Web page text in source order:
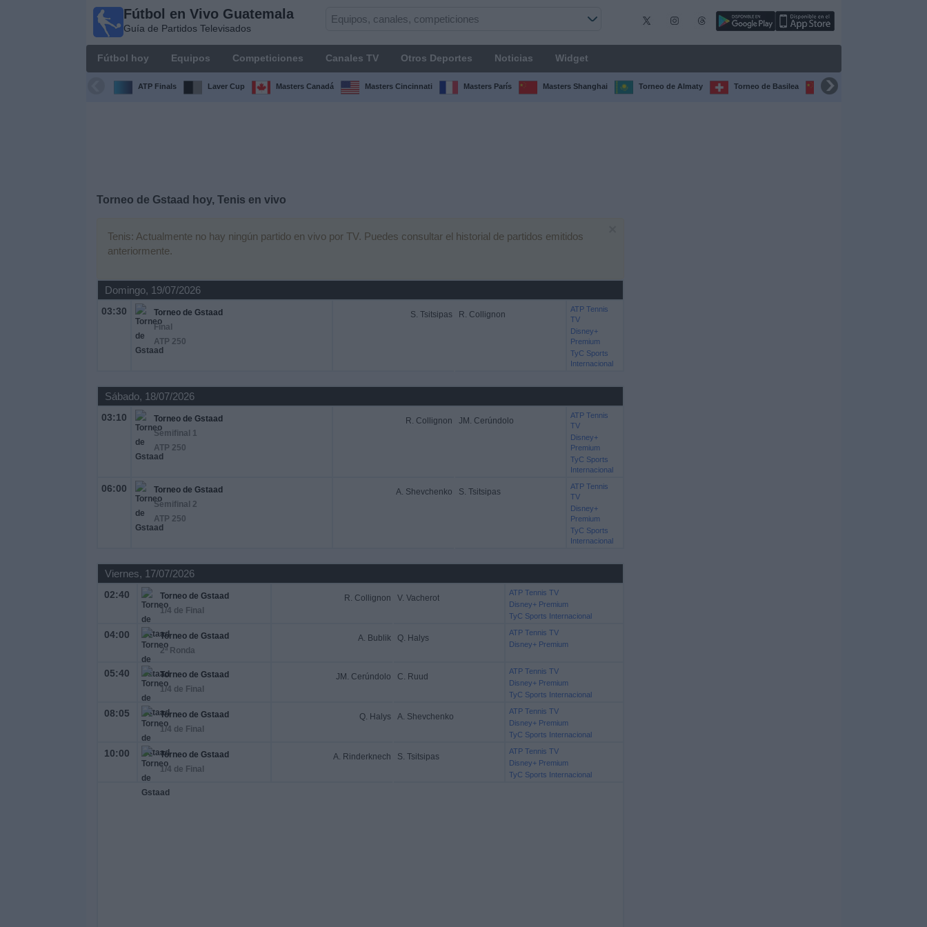
Fútbol en Vivo Guatemala
Guía de Partidos Televisados
Fútbol hoy Equipos Competiciones Canales TV Otros Deportes Noticias Widget
ATP Finals Laver Cup Masters Canadá Masters Cincinnati Masters París Masters Shanghai Torneo de Almaty Torneo de Basilea Torneo de Chengdú
Torneo de Gstaad hoy, Tenis en vivo
Tenis: Actualmente no hay ningún partido en vivo por TV. Puedes consultar el historial de partidos emitidos
anteriormente.
Domingo, 19/07/2026
03:30
Torneo de Gstaad
Final
ATP 250
S. Tsitsipas R. Collignon
ATP Tennis
TV
Disney+
Premium
TyC Sports
Internacional
Sábado, 18/07/2026
03:10
Torneo de Gstaad
Semifinal 1
ATP 250
R. Collignon JM. Cerúndolo
ATP Tennis
TV
Disney+
Premium
TyC Sports
Internacional
06:00
Torneo de Gstaad
Semifinal 2
ATP 250
A. Shevchenko S. Tsitsipas
ATP Tennis
TV
Disney+
Premium
TyC Sports
Internacional
Viernes, 17/07/2026
02:40
Torneo de Gstaad
1/4 de Final
R. Collignon V. Vacherot
ATP Tennis TV
Disney+ Premium
TyC Sports Internacional
04:00
Torneo de Gstaad
2ª Ronda
A. Bublik Q. Halys
ATP Tennis TV
Disney+ Premium
05:40
Torneo de Gstaad
1/4 de Final
JM. Cerúndolo C. Ruud
ATP Tennis TV
Disney+ Premium
TyC Sports Internacional
08:05
Torneo de Gstaad
1/4 de Final
Q. Halys A. Shevchenko
ATP Tennis TV
Disney+ Premium
TyC Sports Internacional
10:00
Torneo de Gstaad
1/4 de Final
A. Rinderknech S. Tsitsipas
ATP Tennis TV
Disney+ Premium
TyC Sports Internacional
Fútbol en
Guatemala